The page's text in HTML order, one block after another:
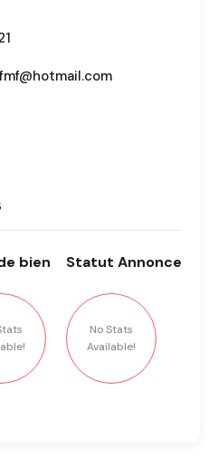
bien Statut Annonce
No Stats
Available!